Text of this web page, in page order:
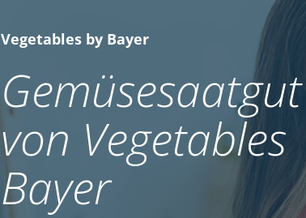
Vegetables by Bayer
Gemüsesaatgut
von Vegetables
Bayer